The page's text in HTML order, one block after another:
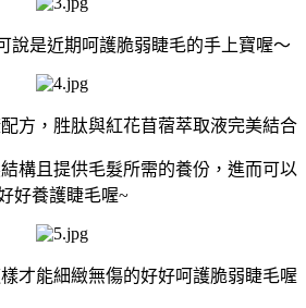
說是近期呵護脆弱睫毛的手上寶喔～
方，胜肽與紅花苜蓿萃取液完美結合
構且提供毛髮所需的養份，進而可以
好養護睫毛喔~
才能細緻無傷的好好呵護脆弱睫毛喔